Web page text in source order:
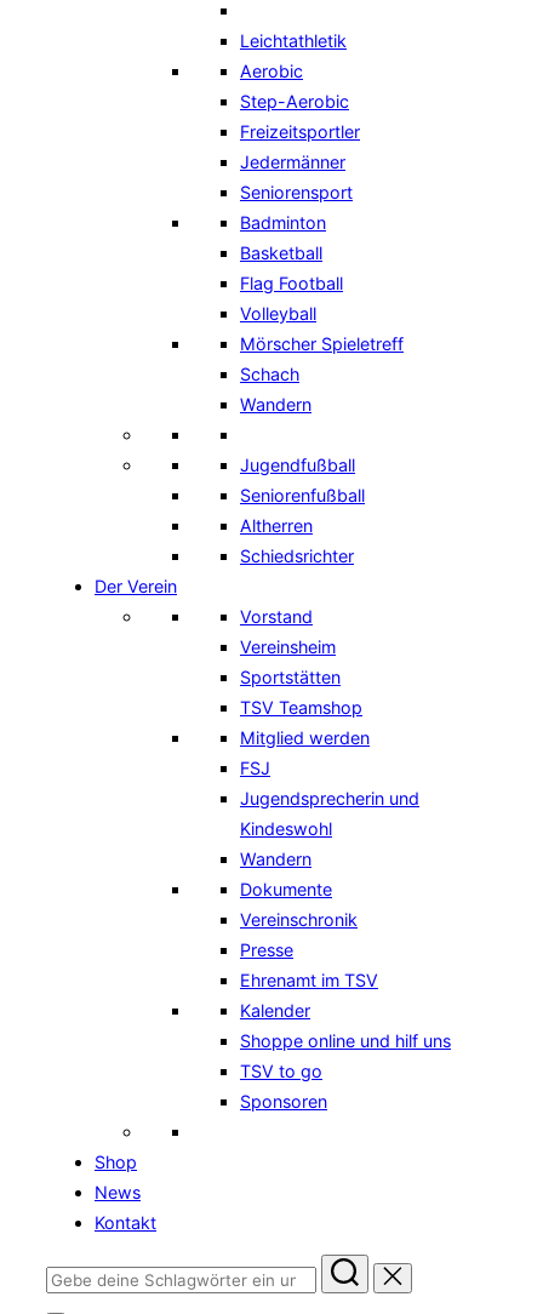
Leichtathletik
Aerobic
Step-Aerobic
Freizeitsportler
Jedermänner
Seniorensport
Badminton
Basketball
Flag Football
Volleyball
Mörscher Spieletreff
Schach
Wandern
Jugendfußball
Seniorenfußball
Altherren
Schiedsrichter
Der Verein
Vorstand
Vereinsheim
Sportstätten
TSV Teamshop
Mitglied werden
FSJ
Jugendsprecherin und
Kindeswohl
Wandern
Dokumente
Vereinschronik
Presse
Ehrenamt im TSV
Kalender
Shoppe online und hilf uns
TSV to go
Sponsoren
Shop
News
Kontakt
Suchen
nach: